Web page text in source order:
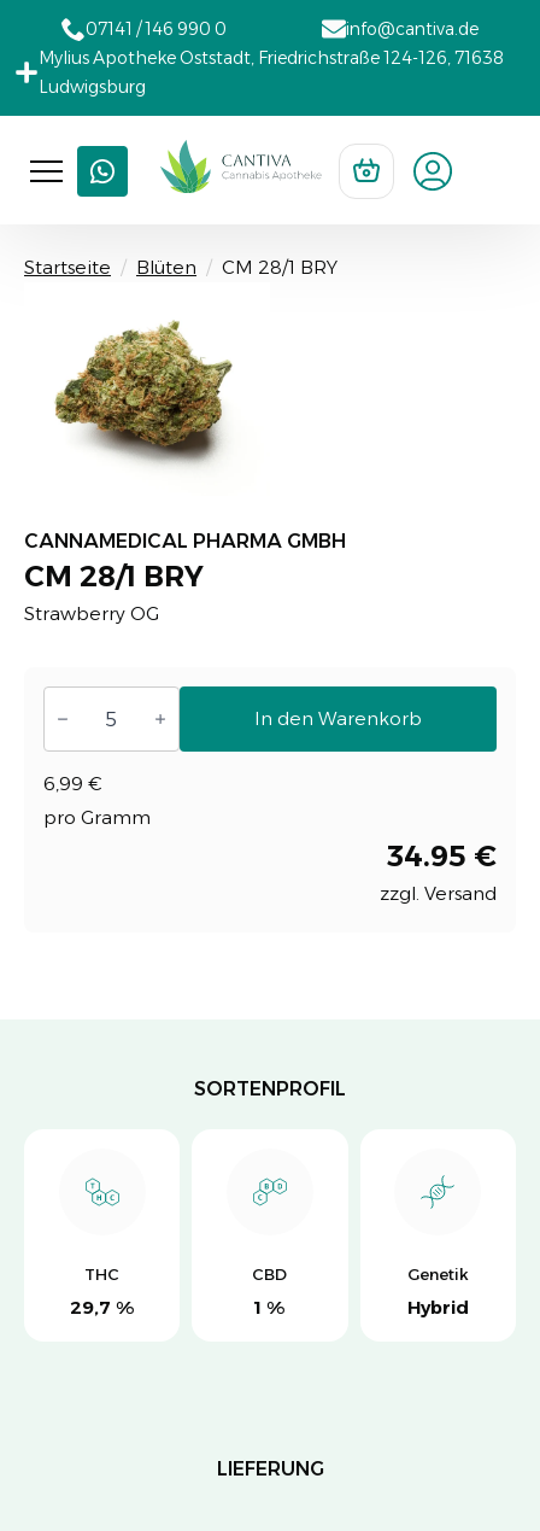
07141 / 146 990 0
info@cantiva.de
Mylius Apotheke Oststadt, Friedrichstraße 124-126, 71638
Ludwigsburg
Startseite Blüten CM 28/1 BRY
CANNAMEDICAL PHARMA GMBH
CM 28/1 BRY
Strawberry OG
CM
28/1
MENGE
In den Warenkorb
6,99 €
pro Gramm
34.95 €
zzgl. Versand
SORTENPROFIL
THC
29,7 %
CBD
1 %
Genetik
Hybrid
LIEFERUNG